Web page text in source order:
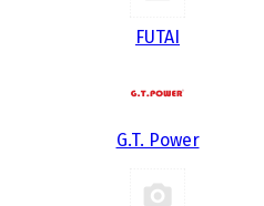
FUTAI
G.T. Power